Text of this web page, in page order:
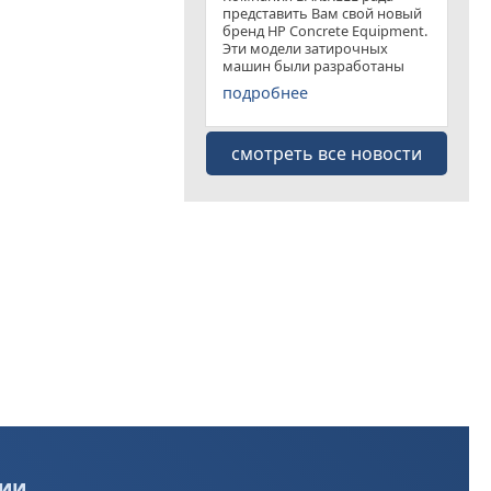
представить Вам свой новый
бренд HP Concrete Equipment.
Эти модели затирочных
машин были разработаны
специально для
удовлетворения рынка
класса . Данная "белая линия"
представлена несколькими
моделями
подробнее
смотреть все новости